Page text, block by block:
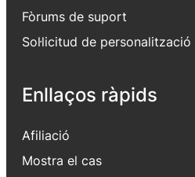
Fòrums de suport
Sol·licitud de personalització
Enllaços ràpids
Afiliació
Mostra el cas